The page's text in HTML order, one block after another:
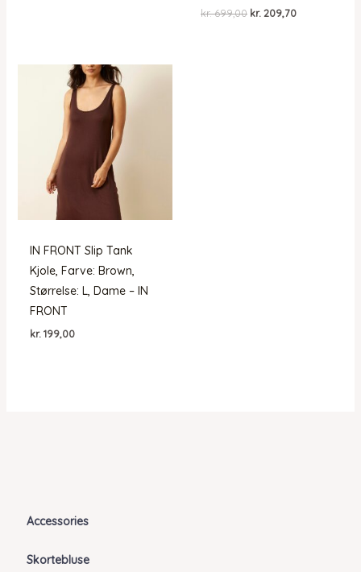
Accessories
Skortebluse
kr.699,00 Den
kr. 209,70Den
IN FRONT Slip Tank
Kjole, Farve: Brown,
Størrelse: L, Dame – IN
FRONT
kr. 199,00